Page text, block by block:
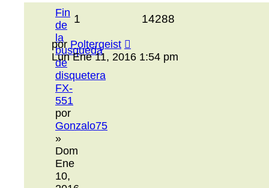
Fin
de
la
busqueda
de
disquetera
FX-
551
por
Gonzalo75
»
Dom
Ene
10,
1 14288
por Poltergeist
Lun Ene 11, 2016 1:54 pm